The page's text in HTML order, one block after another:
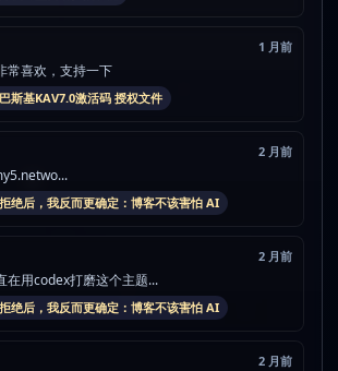
1 月前
常喜欢，支持一下
斯基KAV7.0激活码 授权文件
2 月前
绝后，我反而更确定：博客不该害怕 AI
2 月前
在用codex打磨这个主题...
绝后，我反而更确定：博客不该害怕 AI
2 月前